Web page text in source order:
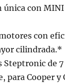
única con
con
cilindrada.*
Steptronic de
para Cooper y